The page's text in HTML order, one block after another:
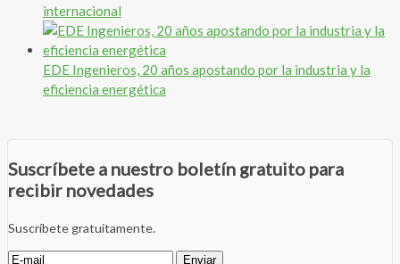
internacional
EDE Ingenieros, 20 años apostando por la industria y la
eficiencia energética
Suscríbete a nuestro boletín gratuito para
recibir novedades
Suscríbete gratuitamente.